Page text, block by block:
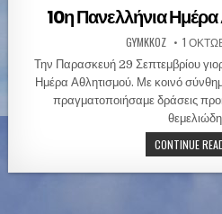
s
t
e
d
i
10η Πανελλήνια
GYMKKOZ 1
Την Παρασκευή 29 Σεπτεμβρίου
Ημέρα Αθλητισμού. Με κοινό
πραγματοποιήσαμε δράσεις
CONTINUE